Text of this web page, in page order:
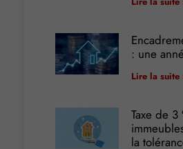
: une
Lire la suite
Taxe de
la